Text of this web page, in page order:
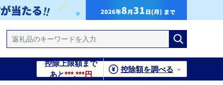
控除上限額まで
あと***,***円
控除額を調べる